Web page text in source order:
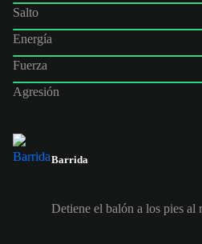
Salto
Energía
Fuerza
Agresión
Barrida
Detiene el balón a los pies al